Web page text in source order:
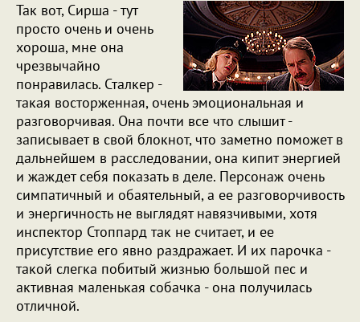
Так вот, Сирша - тут
просто очень и очень
хороша, мне она
чрезвычайно
понравилась. Сталкер -
такая восторженная, очень эмоциональная и
разговорчивая. Она почти все что слышит -
записывает в свой блокнот, что заметно поможет в
дальнейшем в расследовании, она кипит энергией
и жаждет себя показать в деле. Персонаж очень
симпатичный и обаятельный, а ее разговорчивость
и энергичность не выглядят навязчивыми, хотя
инспектор Стоппард так не считает, и ее
присутствие его явно раздражает. И их парочка -
такой слегка побитый жизнью большой пес и
активная маленькая собачка - она получилась
отличной.